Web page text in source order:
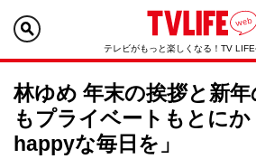
テレビがもっと楽しくなる！TV LIFE
林ゆめ 年末の挨拶と新
もプライベートもとに
happyな毎日を」